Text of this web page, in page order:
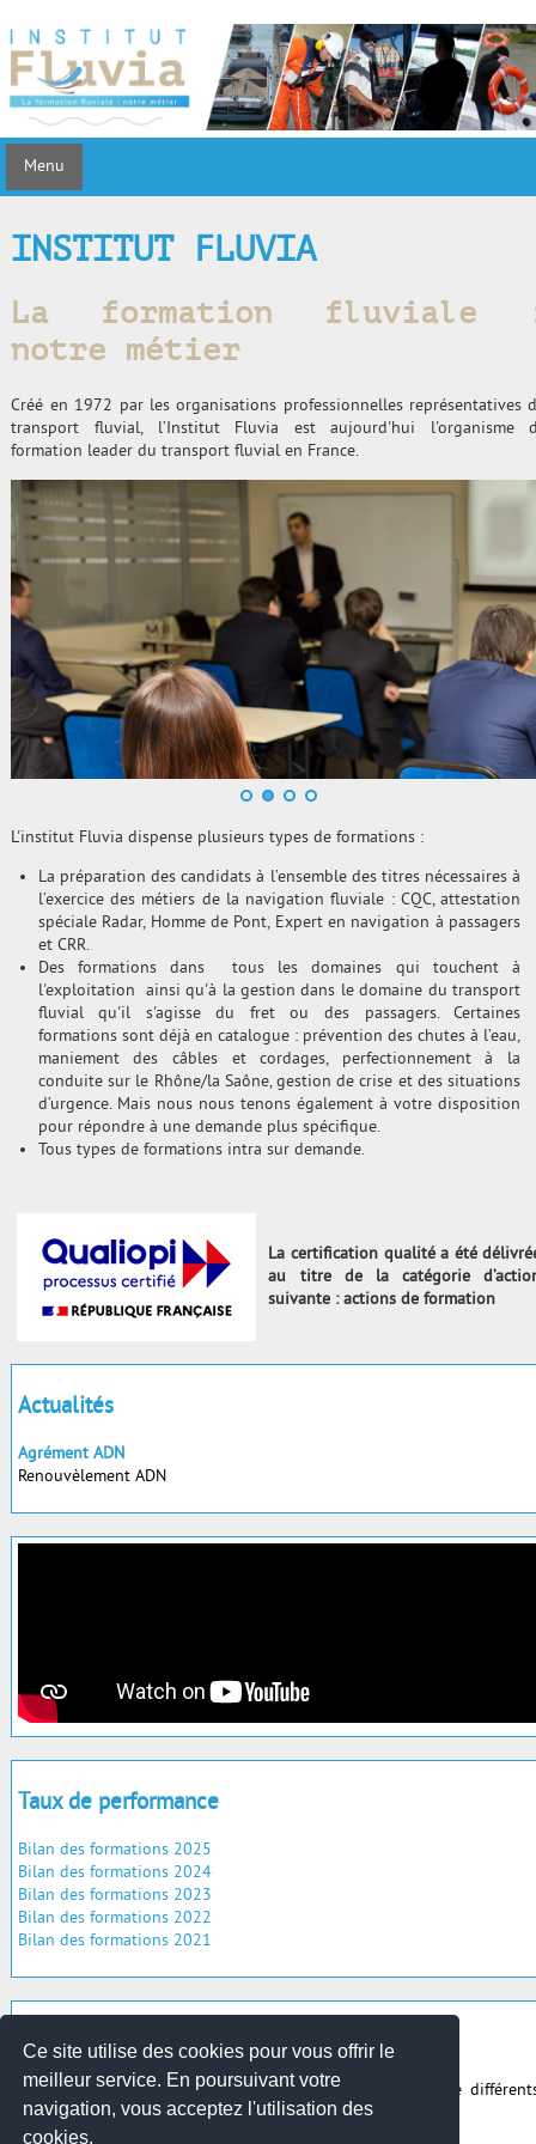
Ce site utilise des cookies pour vous offrir le
meilleur service. En poursuivant votre
navigation, vous acceptez l'utilisation des
cookies.
Menu
INSTITUT FLUVIA
La formation fluviale
notre métier
Créé en 1972 par les organisations professionnelles représentatives
transport fluvial, l’Institut Fluvia est aujourd'hui l'organisme
formation leader du transport fluvial en France.
L'institut Fluvia dispense plusieurs types de formations :
La préparation des candidats à l’ensemble des titres nécessaires à
l’exercice des métiers de la navigation fluviale : CQC, attestation
spéciale Radar, Homme de Pont, Expert en navigation à passagers
et CRR.
Des formations dans tous les domaines qui touchent à
l'exploitation ainsi qu'à la gestion dans le domaine du transport
fluvial qu'il s'agisse du fret ou des passagers. Certaines
formations sont déjà en catalogue : prévention des chutes à l’eau,
maniement des câbles et cordages, perfectionnement à la
conduite sur le Rhône/la Saône, gestion de crise et des situations
d’urgence. Mais nous nous tenons également à votre disposition
pour répondre à une demande plus spécifique.
Tous types de formations intra sur demande.
La certification qualité a été
au titre de la catégorie
suivante : actions de formation
Actualités
Agrément ADN
Renouvèlement ADN
Taux de performance
Bilan des formations 2025
Bilan des formations 2024
Bilan des formations 2023
Bilan des formations 2022
Bilan des formations 2021
Créer son entreprise dans le fluvial
Le secteur fluvial est réglementé. Vous devez disposer de
certificats.En savoir plus.